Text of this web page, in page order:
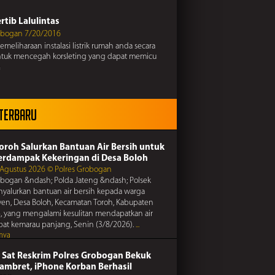
7/20/2016
persaudaraan, hindari friksi dan
demi terciptanya kedamaian
pencurian di perumahan, lakukan tindakan
memasang sistem pengaman di rumah
Lalulintas
7/20/2016
instalasi listrik rumah anda secara
mencegah korsleting yang dapat memicu
Lalulintas
7/20/2016
tabung gas, terutama pada selang katup dan
untuk mencegah kebakaran
Lalulintas
7/20/2016
dan narkoba, karena dampaknya sangat
Salurkan Bantuan Air Bersih untuk
Kekeringan di Desa Boloh
2026 © Polres Grobogan
&ndash; Polda Jateng &ndash; Polsek
bantuan air bersih kepada warga
Desa Boloh, Kecamatan Toroh, Kabupaten
yang mengalami kesulitan mendapatkan air
kemarau panjang, Senin (3/8/2026). ...
Sat Reskrim Polres Grobogan Bekuk
iPhone Korban Berhasil